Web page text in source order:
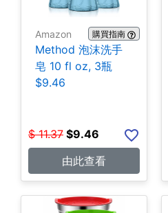
Amazon 購買指南
Method 泡沫洗手
皂 10 fl oz, 3瓶
$9.46
$ 11.37 $9.46
由此查看